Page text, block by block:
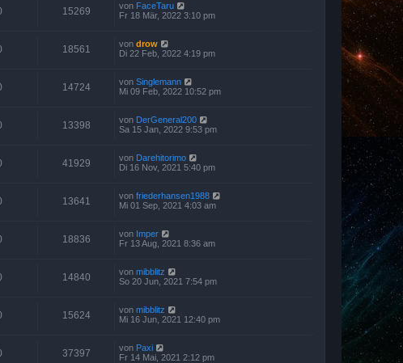
15269 von FaceTaru
Fr 18 Mär, 2022 3:10 pm
18561 von drow
Di 22 Feb, 2022 4:19 pm
14724 von Singlemann
Mi 09 Feb, 2022 10:52 pm
13398 von DerGeneral200
Sa 15 Jan, 2022 9:53 pm
41929 von Darehitorimo
Di 16 Nov, 2021 5:40 pm
13641 von friederhansen1988
Mi 01 Sep, 2021 4:03 am
18836 von Imper
Fr 13 Aug, 2021 8:36 am
14840 von mibblitz
So 20 Jun, 2021 7:54 pm
15624 von mibblitz
Mi 16 Jun, 2021 12:40 pm
37397 von Paxi
Fr 14 Mai, 2021 2:12 pm